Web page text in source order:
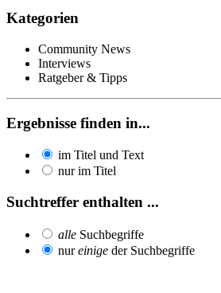
Kategorien
Community News
Interviews
Ratgeber & Tipps
Ergebnisse finden in...
im Titel und Text
nur im Titel
Suchtreffer enthalten ...
alle Suchbegriffe
nureinige der Suchbegriffe